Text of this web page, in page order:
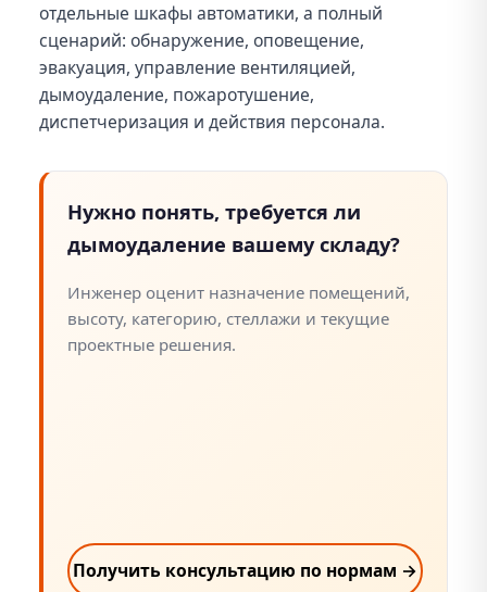
отдельные шкафы автоматики, а полный
сценарий: обнаружение, оповещение,
эвакуация, управление вентиляцией,
дымоудаление, пожаротушение,
диспетчеризация и действия персонала.
Нужно понять, требуется ли
дымоудаление вашему складу?
Инженер оценит назначение помещений,
высоту, категорию, стеллажи и текущие
проектные решения.
Получить консультацию по нормам →